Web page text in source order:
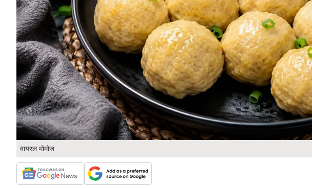
वायरल मोमोज